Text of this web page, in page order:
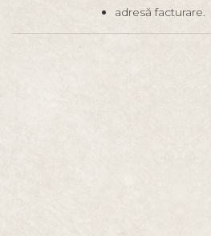
adresă facturare.